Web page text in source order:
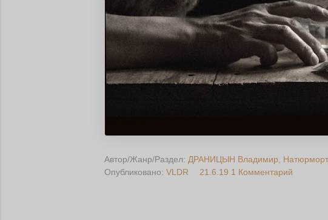
Автор/Жанр/Раздел: ДРАНИЦЫН Владимир Натюрморт
Опубликовано: VLDR 21.6.19 1 Комментарий